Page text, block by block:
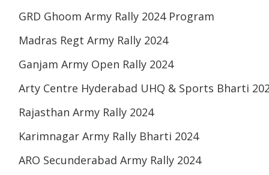
GRD Ghoom Army Rally 2024 Program
Madras Regt Army Rally 2024
Ganjam Army Open Rally 2024
Arty Centre Hyderabad UHQ & Sports Bharti
Rajasthan Army Rally 2024
Karimnagar Army Rally Bharti 2024
ARO Secunderabad Army Rally 2024